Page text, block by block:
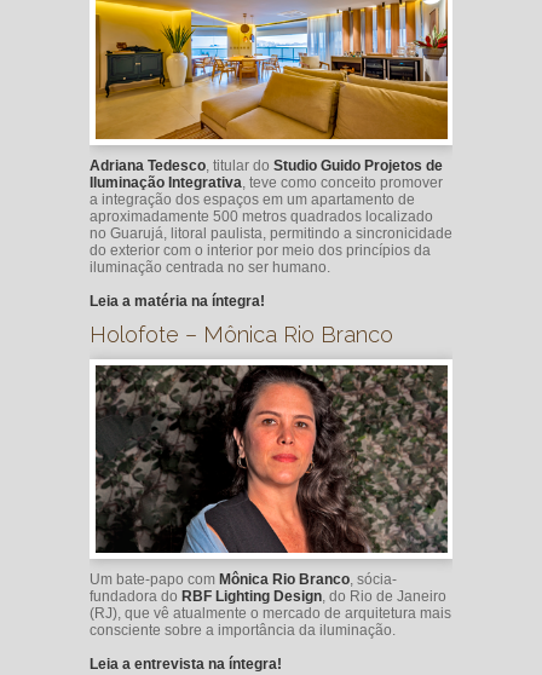
Adriana Tedesco, titular do Studio Guido Projetos de
Iluminação Integrativa, teve como conceito promover
a integração dos espaços em um apartamento de
aproximadamente 500 metros quadrados localizado
no Guarujá, litoral paulista, permitindo a sincronicidade
do exterior com o interior por meio dos princípios da
iluminação centrada no ser humano.
Leia a matéria na íntegra!
Holofote – Mônica Rio Branco
Um bate-papo com Mônica Rio Branco, sócia-
fundadora do RBF Lighting Design, do Rio de Janeiro
(RJ), que vê atualmente o mercado de arquitetura mais
consciente sobre a importância da iluminação.
Leia a entrevista na íntegra!